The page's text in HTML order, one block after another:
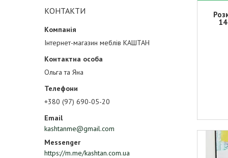
КОНТАКТИ
Інтернет-магазин меблів КАШТАН
Ольга та Яна
+380 (97) 690-05-20
kashtanme@gmail.com
https://m.me/kashtan.com.ua